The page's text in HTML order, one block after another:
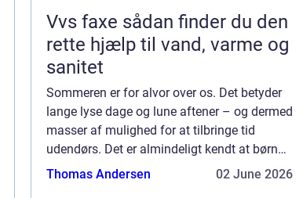
Vvs faxe sådan finder du den
rette hjælp til vand, varme og
sanitet
Sommeren er for alvor over os. Det betyder
lange lyse dage og lune aftener – og dermed
masser af mulighed for at tilbringe tid
udendørs. Det er almindeligt kendt at børn
har rigtig godt af at røre sig, og af at få en
Thomas Andersen 02 June 2026